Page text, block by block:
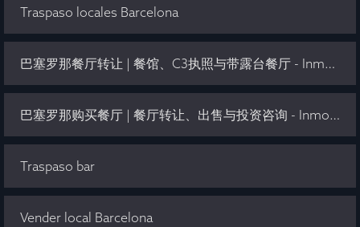
Traspaso locales Barcelona
巴塞罗那餐厅转让 | 餐馆、C3执照与带露台餐厅 - Inmo Olaya
巴塞罗那购买餐厅 | 餐厅转让、出售与投资咨询 - Inmo Olaya
Traspaso bar
Vender local Barcelona